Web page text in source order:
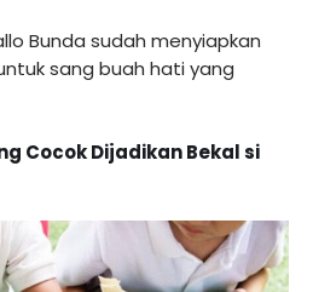
Bunda sudah menyiapkan
sang buah hati yang
Cocok Dijadikan Bekal si